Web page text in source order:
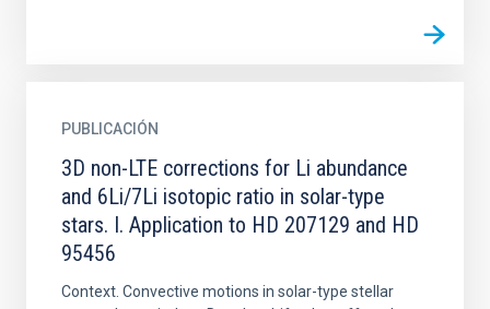
PUBLICACIÓN
3D non-LTE corrections for Li abundance
and 6Li/7Li isotopic ratio in solar-type
stars. I. Application to HD 207129 and HD
95456
Context. Convective motions in solar-type stellar